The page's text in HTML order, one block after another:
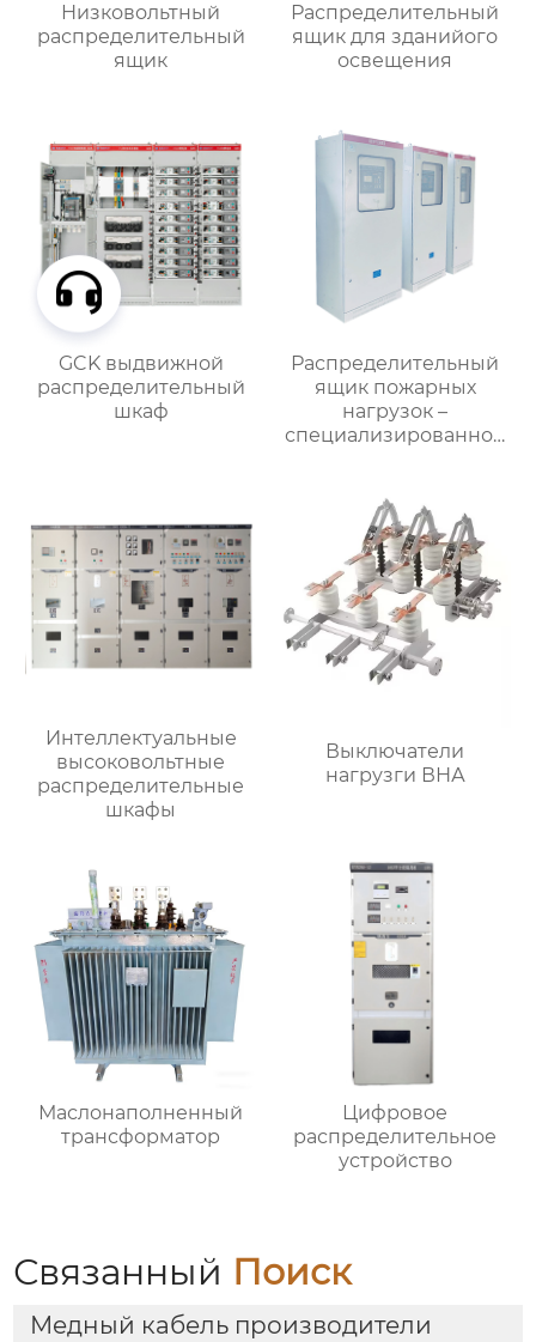
Низковольтный
распределительный
ящик
Распределительный
ящик для зданийого
освещения
GCK выдвижной
распределительный
шкаф
Распределительный
ящик пожарных
нагрузок –
специализированное
Интеллектуальные
высоковольтные
распределительные
шкафы
Выключатели
нагрузги ВНА
Маслонаполненный
трансформатор
Цифровое
распределительное
устройство
Связанный Поиск
Медный кабель производители